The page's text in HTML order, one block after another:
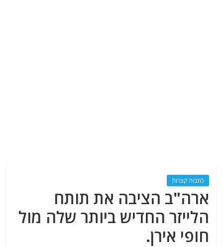
כתבות קצרות
ארה"ב הציבה את תותח
הלייזר החדיש ביותר שלה מול
חופי אירן.